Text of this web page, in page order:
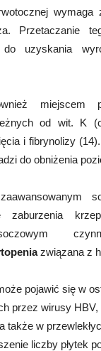
wymaga
Przetaczanie
uzyskania
miejscem
od wit. K
i fibrynolizy
do obniżenia
zaburzenia
związana z
pojawić się w
przez wirusy
także w
liczby płytek